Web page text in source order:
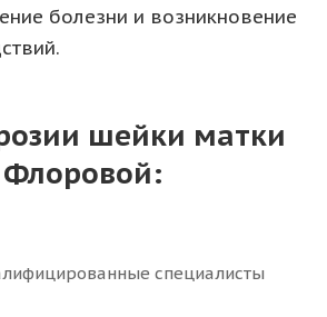
болезни и возникновение
шейки матки
специалисты